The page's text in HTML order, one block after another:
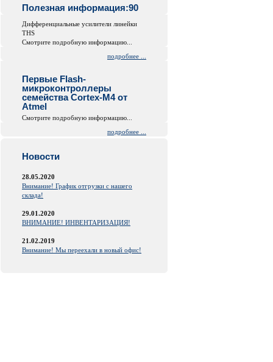
Полезная информация:90
Дифференциальные усилители линейки
THS
Смотрите подробную информацию...
подробнее ...
Первые Flash-
микроконтроллеры
семейства Cortex-M4 от
Atmel
Смотрите подробную информацию...
подробнее ...
Новости
28.05.2020
Внимание! График отгрузки с нашего
склада!
29.01.2020
ВНИМАНИЕ! ИНВЕНТАРИЗАЦИЯ!
21.02.2019
Внимание! Мы переехали в новый офис!